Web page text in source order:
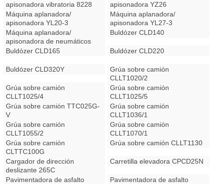
apisonadora vibratoria 8228
apisonadora YZ26
Máquina aplanadora/
apisonadora YL20-3
Máquina aplanadora/
apisonadora YL27-3
Máquina aplanadora/
apisonadora de neumáticos
8302
Buldózer CLD140
Buldózer CLD165 Buldózer CLD220
Buldózer CLD320Y
Grúa sobre camión
CLLT1020/2
Grúa sobre camión
CLLT1025/4
Grúa sobre camión
CLLT1025/5
Grúa sobre camión TTC025G-
V
Grúa sobre camión
CLLT1036/1
Grúa sobre camión
CLLT1055/2
Grúa sobre camión
CLLT1070/1
Grúa sobre camión
CLTTC100G
Grúa sobre camión CLLT1130
Cargador de dirección
deslizante 265C
Carretilla elevadora CPCD25N
Pavimentadora de asfalto Pavimentadora de asfalto